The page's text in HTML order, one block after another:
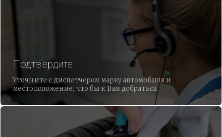
Подтвердите
Уточните с диспетчером марку автомобиля и
местоположение, что бы к Вам добраться.